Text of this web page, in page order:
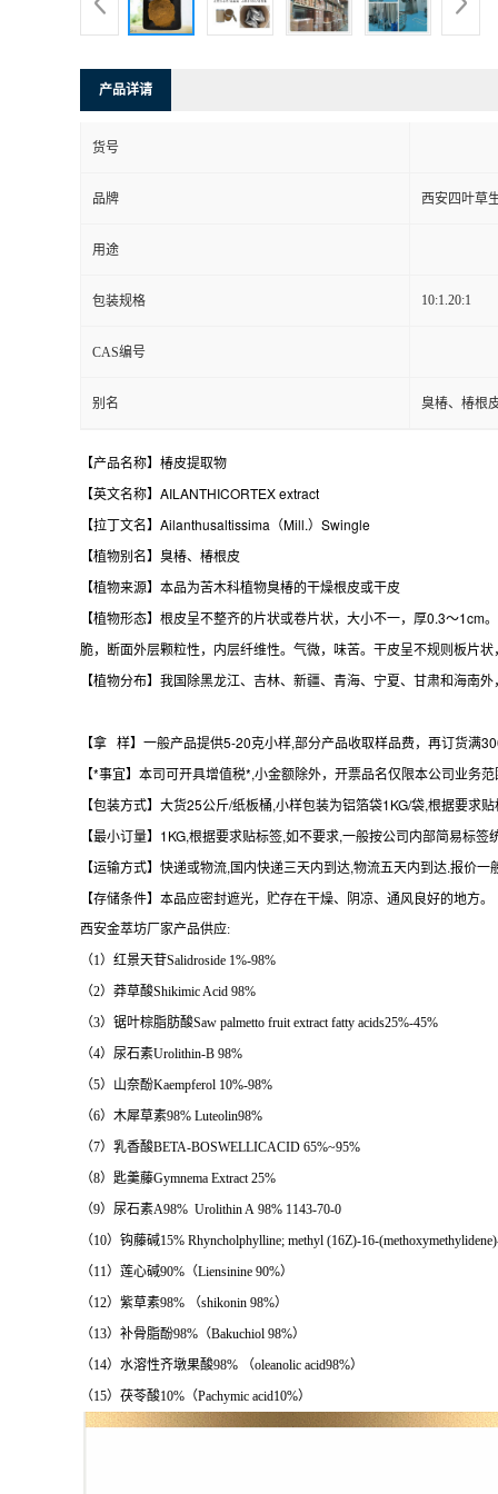
产品详请
货号
品牌 西安四叶草
用途
包装规格 10:1.20:1
CAS编号
别名 臭椿、椿根
【产品名称】椿皮提取物
【英文名称】AILANTHICORTEX extract
【拉丁文名】Ailanthusaltissima（Mill.）Swingle
【植物别名】臭椿、椿根皮
【植物来源】本品为苦木科植物臭椿的干燥根皮或干皮
【植物形态】根皮呈不整齐的片状或卷片状，大小不一，厚0.3～
脆，断面外层颗粒性，内层纤维性。气微，味苦。干皮呈不规则板片
【植物分布】我国除黑龙江、吉林、新疆、青海、宁夏、甘肃和海南
【拿 样】一般产品提供5-20克小样,部分产品收取样品费，再订货满
【*事宜】本司可开具增值税*,小金额除外，开票品名仅限本公司业务
【包装方式】大货25公斤/纸板桶,小样包装为铝箔袋1KG/袋,根据要求
【最小订量】1KG,根据要求贴标签,如不要求,一般按公司内部简易标签
【运输方式】快递或物流,国内快递三天内到达,物流五天内到达.报价
【存储条件】本品应密封遮光，贮存在干燥、阴凉、通风良好的地方。
西安金萃坊厂家产品供应:
（1）红景天苷Salidroside 1%-98%
（2）莽草酸Shikimic Acid 98%
（3）锯叶棕脂肪酸Saw palmetto fruit extract fatty acids25%-45%
（4）尿石素Urolithin-B 98%
（5）山奈酚Kaempferol 10%-98%
（6）木犀草素98% Luteolin98%
（7）乳香酸BETA-BOSWELLICACID 65%~95%
（8）匙羹藤Gymnema Extract 25%
（9）尿石素A98% Urolithin A 98% 1143-70-0
（10）钩藤碱15% Rhyncholphylline; methyl (16Z)-16-
（11）莲心碱90%（Liensinine 90%）
（12）紫草素98% （shikonin 98%）
（13）补骨脂酚98%（Bakuchiol 98%）
（14）水溶性齐墩果酸98% （oleanolic acid98%）
（15）茯苓酸10%（Pachymic acid10%）